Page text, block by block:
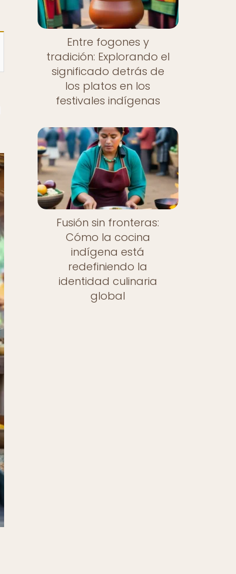
Entre fogones y
tradición: Explorando el
significado detrás de
los platos en los
festivales indígenas
Fusión sin fronteras:
Cómo la cocina
indígena está
redefiniendo la
identidad culinaria
global